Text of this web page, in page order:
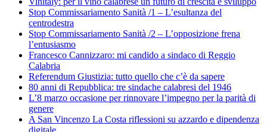
Stop Commissariamento Sanità /1 – L’esultanza del
centrodestra
Stop Commissariamento Sanità /2 – L’opposizione frena
l’entusiasmo
Francesco Cannizzaro: mi candido a sindaco di Reggio
Calabria
Referendum Giustizia: tutto quello che c’è da sapere
80 anni di Repubblica: tre sindache calabresi del 1946
L’8 marzo occasione per rinnovare l’impegno per la parità di
genere
A San Vincenzo La Costa riflessioni su azzardo e dipendenza
digitale